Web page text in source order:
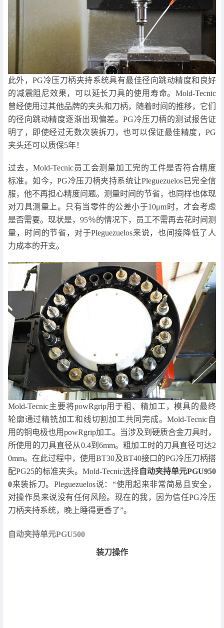
此外，PG冷压刀柄夹持系统具有最佳径向跳动精度和良好
的减震阻尼效果，可以延长刀具的使用寿命。Mold-Tecnic
曾经使用过其他品牌的夹头和刀柄，随着时间的推移，它们
的径向跳动精度逐渐出现偏差。PG冷压刀柄的测试报告证
明了，即使经过无数次装拆刀，也可以保证最佳精度，PG
夹头还可以质保5年！
过去，Mold-Tecnic员工会测量加工完的工件是否符合精度
标准。如今，PG冷压刀柄夹持系统让Pleguezuelos已完全信
服，他不再担心精度问题。测量时间的节省，也同样也体现
对刀具测量上。只有当零件的公差小于10μm时，才会考虑
是否需要。现状是，95％的情况下，员工不需再去花时间测
量，时间的节省，对于Pleguezuelos来说，也间接降低了人
力成本的开支。
Mold-Tecnic主要将powRgrip用于粗、精加工，模具的最终
轮廓通过精铣加工和线切割加工共同完成。Mold-Tecnic自
用的铜电极也用powRgrip加工。当涉及到硬质合金刀具时，
所使用的刀具直径从0.4到6mm。粗加工时的刀具直径可达2
0mm。在此过程中，使用BT30及BT40接口的PG冷压刀柄搭
配PG25的标准夹头。Mold-Tecnic选择自动夹持单元PGU950
0来装拆刀。Pleguezuelos说：“使用起来非常简易且安全，
对操作员来说没有任何风险。现在的我，因为信任PG冷压
刀柄夹持系统，晚上睡得更香了”。
自动夹持单元PGU500
装刀操作